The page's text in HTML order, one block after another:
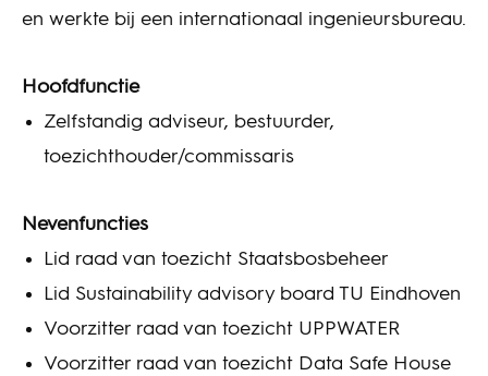
en werkte bij een internationaal ingenieursbureau.
Hoofdfunctie
Zelfstandig adviseur, bestuurder,
toezichthouder/commissaris
Nevenfuncties
Lid raad van toezicht Staatsbosbeheer
Lid Sustainability advisory board TU Eindhoven
Voorzitter raad van toezicht UPPWATER
Voorzitter raad van toezicht Data Safe House